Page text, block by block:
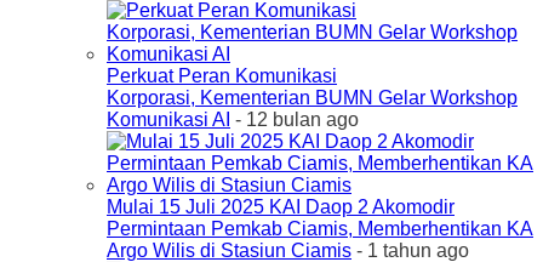
Perkuat Peran Komunikasi
Korporasi, Kementerian BUMN Gelar Workshop
Komunikasi AI - 12 bulan ago
Mulai 15 Juli 2025 KAI Daop 2 Akomodir
Permintaan Pemkab Ciamis, Memberhentikan KA
Argo Wilis di Stasiun Ciamis - 1 tahun ago